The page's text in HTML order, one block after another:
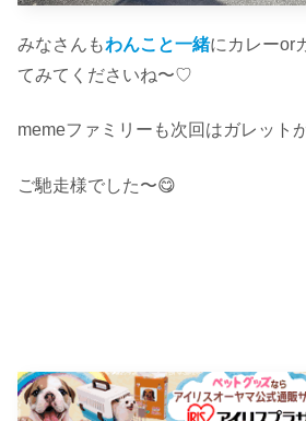
みなさんもわんこと一緒にカレーor
てみてくださいね〜♡
memeファミリーも次回はガレット
ご馳走様でした〜😋